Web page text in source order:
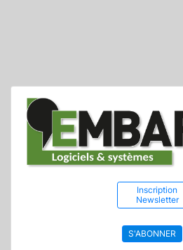
Inscription
Newsletter
S'ABONNER